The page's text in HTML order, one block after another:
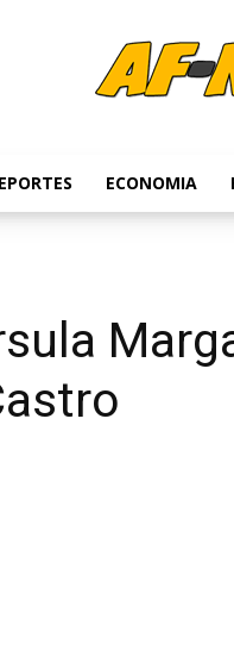
ECONOMIA